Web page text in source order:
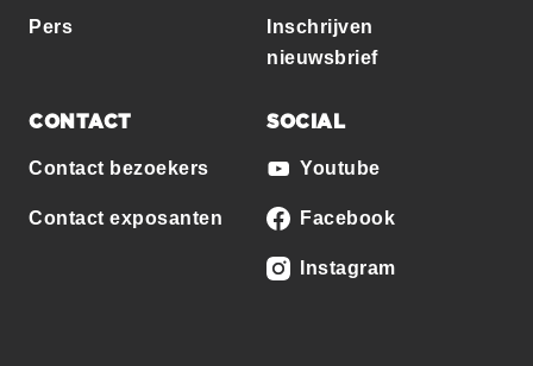
Pers
Inschrijven
nieuwsbrief
CONTACT
Contact bezoekers
Contact exposanten
SOCIAL
Youtube
Facebook
Instagram